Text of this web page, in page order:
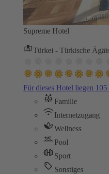
Supreme Hotel
Türkei - Türkische
Für dieses Hotel liegen
Familie
Internetzugang
Wellness
Pool
Sport
Sonstiges